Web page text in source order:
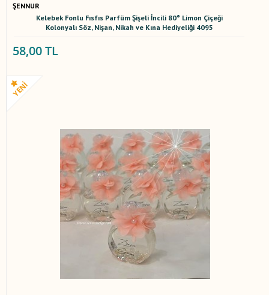
ŞENNUR
Kelebek Fonlu Fısfıs Parfüm Şişeli İncili 80° Limon Çiçeği
Kolonyalı Söz, Nişan, Nikah ve Kına Hediyeliği 4095
58,00 TL